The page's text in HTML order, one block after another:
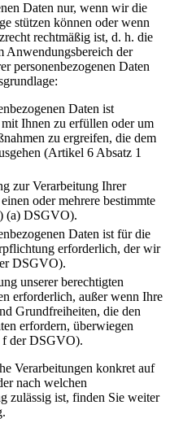
Daten nur, wenn wir die
stützen können oder wenn
rechtmäßig ist, d. h. die
Anwendungsbereich der
personenbezogenen Daten
Daten ist
Ihnen zu erfüllen oder um
zu ergreifen, die dem
(Artikel 6 Absatz 1
zur Verarbeitung Ihrer
oder mehrere bestimmte
(a) DSGVO).
Daten ist für die
erforderlich, der wir
DSGVO).
unserer berechtigten
erforderlich, außer wenn Ihre
Grundfreiheiten, die den
erfordern, überwiegen
f der DSGVO).
Verarbeitungen konkret auf
nach welchen
zulässig ist, finden Sie weiter